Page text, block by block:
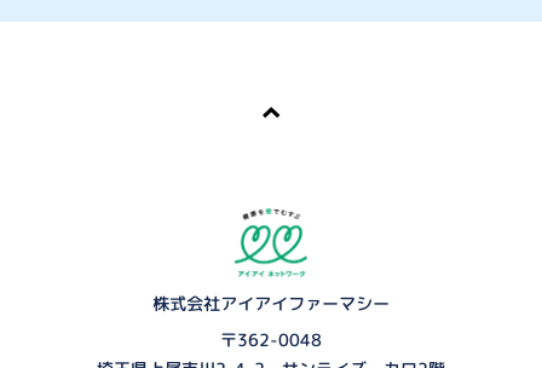
株式会社アイアイファーマシー
〒362-0048